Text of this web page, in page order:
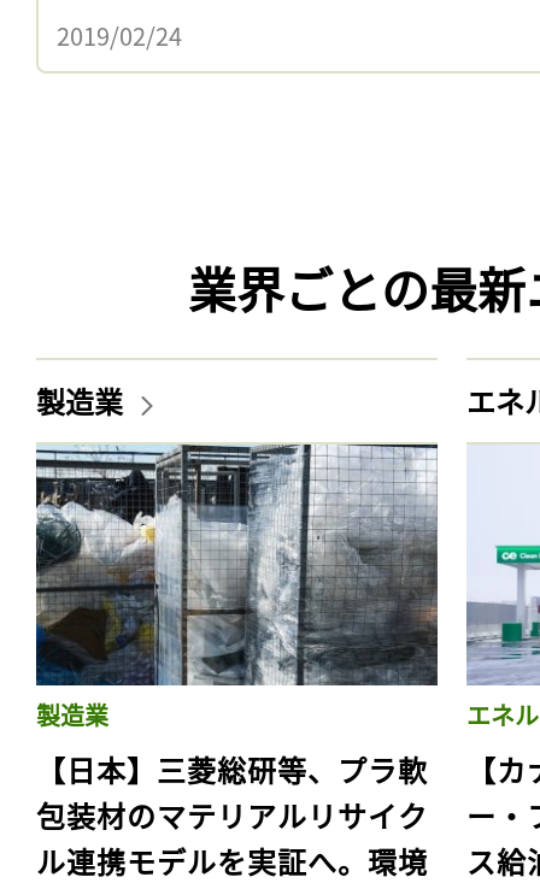
2019/02/24
業界ごとの最
製造業
製造業
【日本】三菱総研等、プラ軟
包装材のマテリアルリサイク
ル連携モデルを実証へ。環境
エネ
エネ
【
ー・
ス給